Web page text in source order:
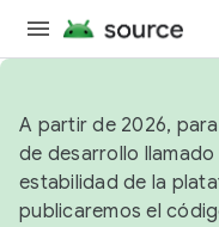
A partir de 2026,
de desarrollo
estabilidad de la
publicaremos el